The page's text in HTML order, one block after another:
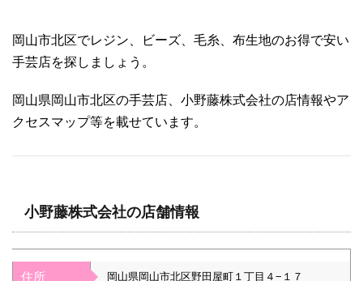
岡山市北区でレジン、ビーズ、毛糸、布生地のお得で安い
手芸店を探しましょう。
岡山県岡山市北区の手芸店、小野藤株式会社の店情報やア
クセスマップ等を載せています。
小野藤株式会社の店舗情報
住所 岡山県岡山市北区野田屋町１丁目４−１７